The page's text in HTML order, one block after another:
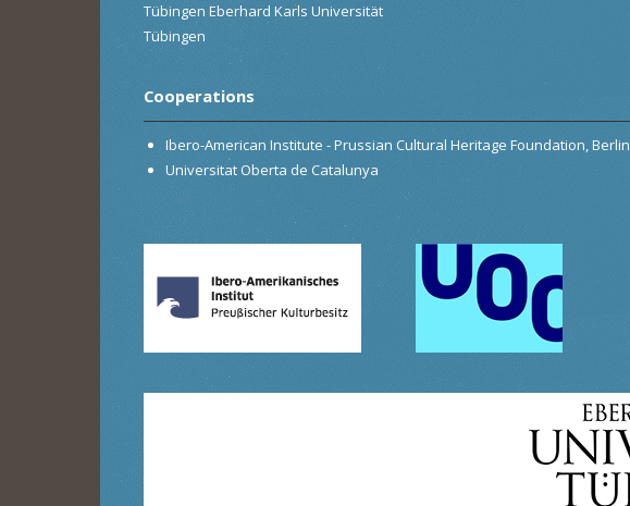
Tübingen Eberhard Karls Universität
Tübingen
Cooperations
Ibero-American Institute - Prussian Cultural Heritage Foundation, Berlin
Universitat Oberta de Catalunya